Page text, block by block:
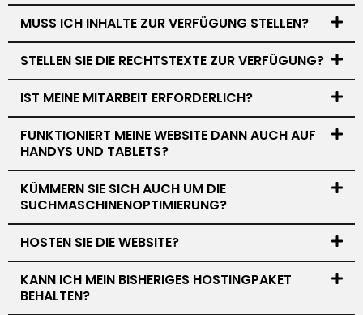
MUSS ICH INHALTE ZUR VERFÜGUNG STELLEN?
STELLEN SIE DIE RECHTSTEXTE ZUR VERFÜGUNG?
IST MEINE MITARBEIT ERFORDERLICH?
FUNKTIONIERT MEINE WEBSITE DANN AUCH AUF
HANDYS UND TABLETS?
KÜMMERN SIE SICH AUCH UM DIE
SUCHMASCHINENOPTIMIERUNG?
HOSTEN SIE DIE WEBSITE?
KANN ICH MEIN BISHERIGES HOSTINGPAKET
BEHALTEN?